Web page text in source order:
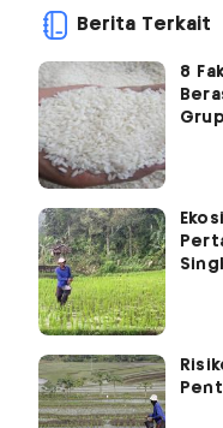
Berita Terkait
8